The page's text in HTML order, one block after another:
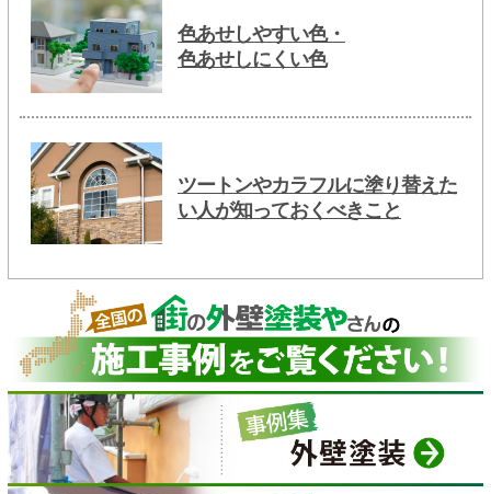
色あせしやすい色・
色あせしにくい色
ツートンやカラフルに塗り替えた
い人が知っておくべきこと